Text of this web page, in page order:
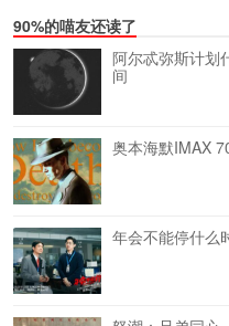
90%的喵友还读了
阿尔忒弥斯计划
间
奥本海默IMAX
年会不能停什么